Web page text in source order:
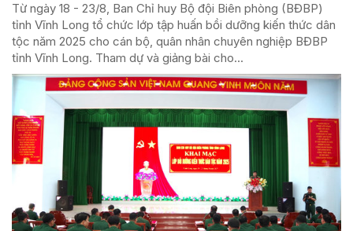
Từ ngày 18 - 23/8, Ban Chỉ huy Bộ đội Biên phòng (BĐBP)
tỉnh Vĩnh Long tổ chức lớp tập huấn bồi dưỡng kiến thức dân
tộc năm 2025 cho cán bộ, quân nhân chuyên nghiệp BĐBP
tỉnh Vĩnh Long. Tham dự và giảng bài cho...